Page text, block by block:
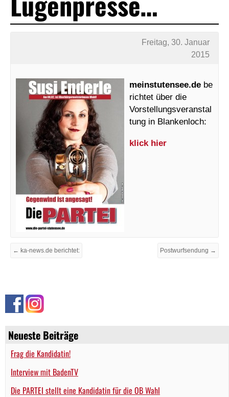
Neueste Beiträge
Frag die Kandidatin!
Interview mit BadenTV
Die PARTEI stellt eine Kandidatin für die OB Wahl
Freitag, 30. Januar
2015
meinstutensee.de be
richtet über die
Vorstellungsveranstal
tung in Blankenloch:
klick hier
← ka-news.de berichtet: Postwurfsendung →